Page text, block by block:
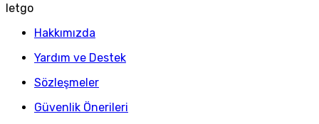
letgo
Hakkımızda
Yardım ve Destek
Sözleşmeler
Güvenlik Önerileri